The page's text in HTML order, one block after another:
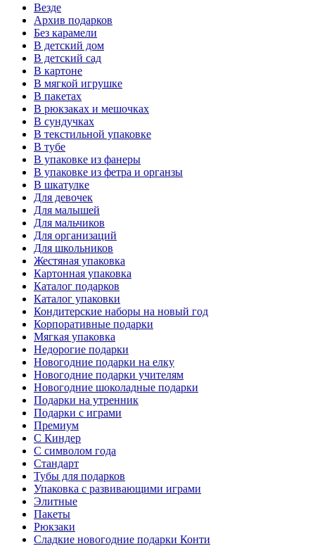
Везде
Архив подарков
Без карамели
В детский дом
В детский сад
В картоне
В мягкой игрушке
В пакетах
В рюкзаках и мешочках
В сундучках
В текстильной упаковке
В тубе
В упаковке из фанеры
В упаковке из фетра и органзы
В шкатулке
Для девочек
Для малышей
Для мальчиков
Для организаций
Для школьников
Жестяная упаковка
Картонная упаковка
Каталог подарков
Каталог упаковки
Кондитерские наборы на новый год
Корпоративные подарки
Мягкая упаковка
Недорогие подарки
Новогодние подарки на елку
Новогодние подарки учителям
Новогодние шоколадные подарки
Подарки на утренник
Подарки с играми
Премиум
С Киндер
С символом года
Стандарт
Тубы для подарков
Упаковка с развивающими играми
Элитные
Пакеты
Рюкзаки
Сладкие новогодние подарки Конти